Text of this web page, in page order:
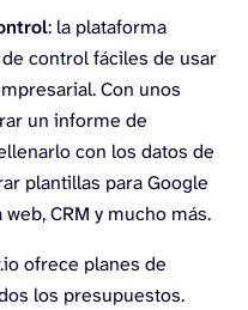
: la plataforma
control fáciles de usar
Con unos
un informe de
con los datos de
plantillas para Google
CRM y mucho más.
ofrece planes de
los presupuestos.